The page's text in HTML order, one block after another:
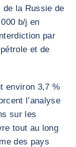
de la Russie de
b/j en
par
et de
environ 3,7 %
l’analyse
sur les
tout au long
des pays